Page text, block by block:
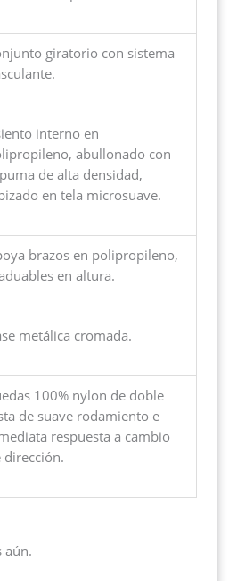
giratorio con sistema
interno en
abullonado con
de alta densidad,
en tela microsuave.
brazos en polipropileno,
en altura.
metálica cromada.
100% nylon de doble
de suave rodamiento e
respuesta a cambio
dirección.
aún.